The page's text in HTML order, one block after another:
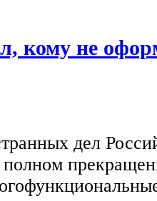
кому не
дел
полном